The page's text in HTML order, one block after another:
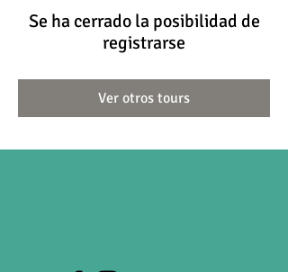
Se ha cerrado la posibilidad de
registrarse
Ver otros tours